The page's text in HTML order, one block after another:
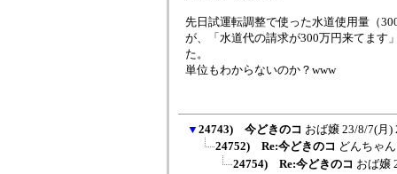
先日試運転調整で使った水道使用量（
が、「水道代の請求が300万円来てます
た。
単位もわからないのか？www
▼ 24743) 今どきのコ おば嬢 23/8/7(月)
24752) Re:今どきのコ どんちゃん
24754) Re:今どきのコ おば嬢